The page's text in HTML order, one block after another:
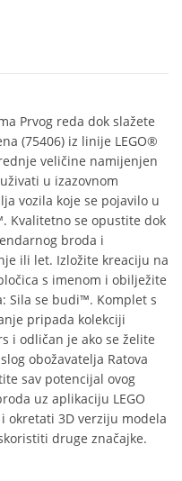
Prvog reda dok slažete
(75406) iz linije LEGO®
veličine namijenjen
u izazovnom
vozila koje se pojavilo u
Kvalitetno se opustite dok
broda i
ili let. Izložite kreaciju na
s imenom i obilježite
Sila se budi™. Komplet s
pripada kolekciji
i odličan je ako se želite
obožavatelja Ratova
sav potencijal ovog
uz aplikaciju LEGO
okretati 3D verziju modela
druge značajke.